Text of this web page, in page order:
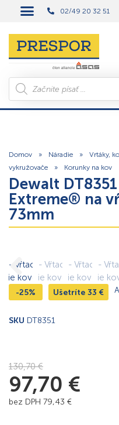
02/49 20 32 51
Domov » Náradie » Vrtáky,
vykružovače
» Korunky na kov
Dewalt
Extreme® na
73mm
-25% Ušetríte 33 €
SKU DT8351
130,70€
97,70 €
bez DPH 79,43 €